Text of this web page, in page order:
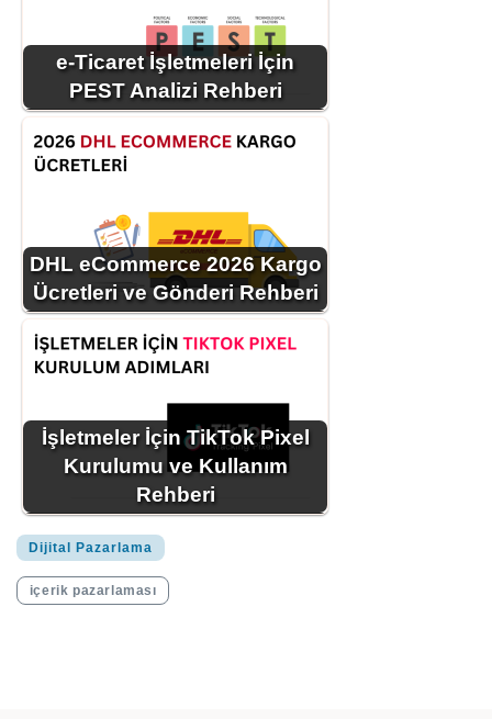
e-Ticaret İşletmeleri İçin
PEST Analizi Rehberi
DHL eCommerce 2026 Kargo
Ücretleri ve Gönderi Rehberi
İşletmeler İçin TikTok Pixel
Kurulumu ve Kullanım
Rehberi
Dijital Pazarlama
içerik pazarlaması